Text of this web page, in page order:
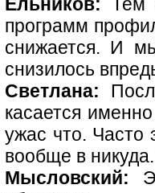
программ
снижается. И
снизилось
Светлана:
касается
ужас что. Часто
вообще в
Мысловский: